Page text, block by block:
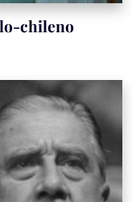
chileno